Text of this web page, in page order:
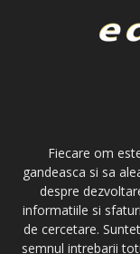
Fiecare om
gandeasca si sa
despre
informatiile si
de cercetare.
semnul intrebarii